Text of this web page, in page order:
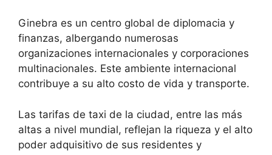
Ginebra es un centro global de diplomacia y
finanzas, albergando numerosas
organizaciones internacionales y corporaciones
multinacionales. Este ambiente internacional
contribuye a su alto costo de vida y transporte.
Las tarifas de taxi de la ciudad, entre las más
altas a nivel mundial, reflejan la riqueza y el alto
poder adquisitivo de sus residentes y